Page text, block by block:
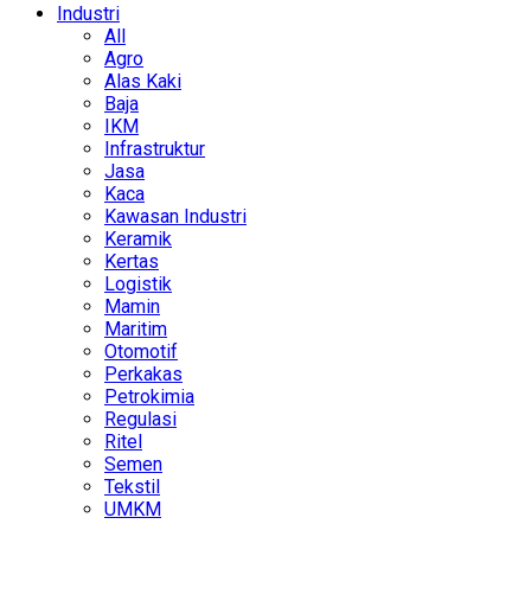
Industri
All
Agro
Alas Kaki
Baja
IKM
Infrastruktur
Jasa
Kaca
Kawasan Industri
Keramik
Kertas
Logistik
Mamin
Maritim
Otomotif
Perkakas
Petrokimia
Regulasi
Ritel
Semen
Tekstil
UMKM